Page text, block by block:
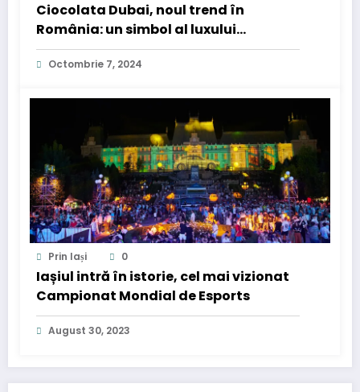
Ciocolata Dubai, noul trend în
România: un simbol al luxului
promovat de influenceri – unde se
găsește în Iași?
Octombrie 7, 2024
Prin Iași 0
Iașiul intră în istorie, cel mai vizionat
Campionat Mondial de Esports
August 30, 2023